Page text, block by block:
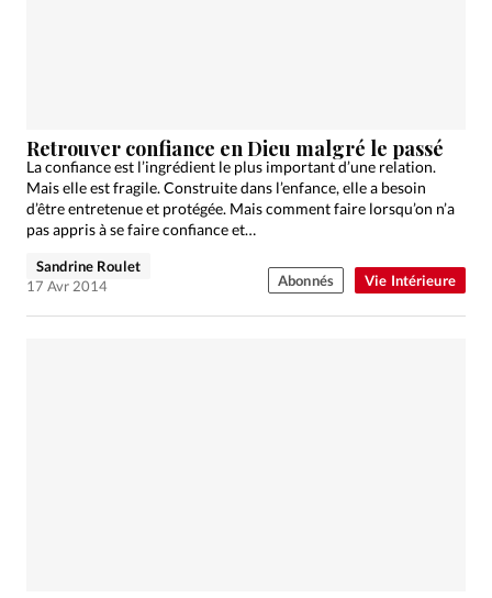
Actualité internationale
Chronique
Culture
Dossier
Eglises Foi Génération réveil
Monde
Opinions
Publireportage
Relations Aujourd'hui
Société
Tour du monde des Eglises
Vécu
Vie Intérieure Vie Intérieure
Retrouver confiance en Dieu malgré le passé
La confiance est l’ingrédient le plus important d’une relation.
Mais elle est fragile. Construite dans l’enfance, elle a besoin
d’être entretenue et protégée. Mais comment faire lorsqu’on n’a
pas appris à se faire confiance et…
Sandrine Roulet
17 Avr 2014
Abonnés